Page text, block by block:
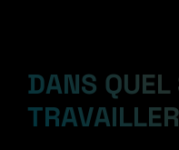
DANS QUEL